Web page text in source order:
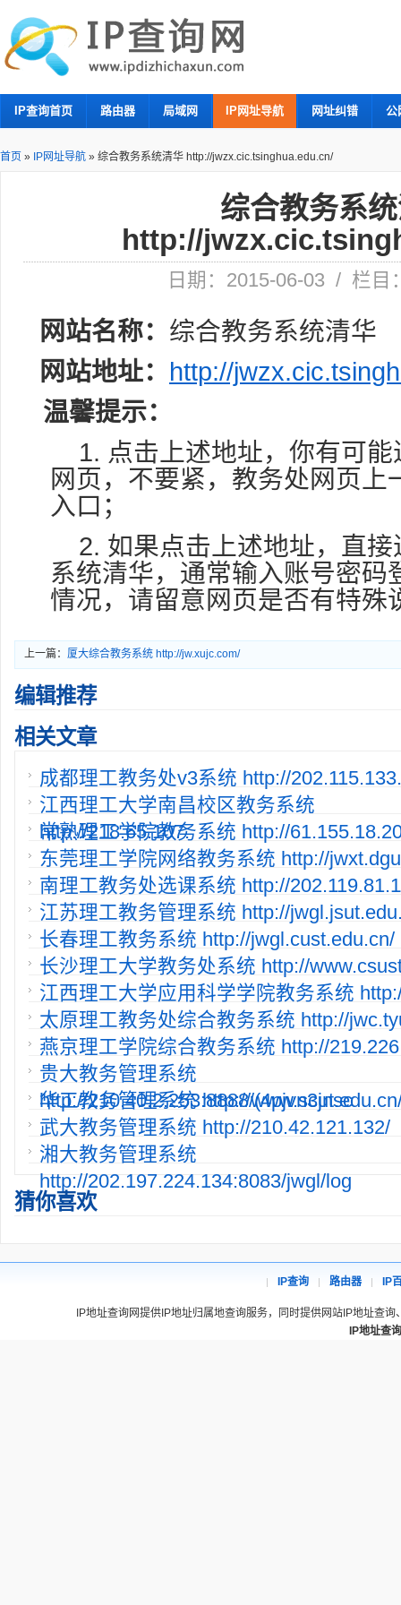
IP查询首页 路由器 局域网 IP网址导航 网址纠错 公
首页 » IP网址导航 » 综合教务系统清华 http://jwzx.cic.tsinghua.edu.cn/
综合教务系
http://
日期：2015-06-03 / 栏目
网站名称： 综合教务系统清华
网站地址： http://
温馨提示：
1. 点击上述地址，你有可
网页，不要紧，教务处网页上
入口；
2. 如果点击上述地址，直
系统清华，通常输入账号密码
情况，请留意网页是否有特殊
上一篇： 厦大综合教务系统 http://jw.xujc.com/
编辑推荐
相关文章
成都理工教务处v3系统 http://
江西理工大学南昌校区教务系统
http://218.65.107.
常熟理工学院教务系统 http://
东莞理工学院网络教务系统 http://
南理工教务处选课系统 http://
江苏理工教务管理系统 http://
长春理工教务系统 http://jwgl.cust.edu.cn/
长沙理工大学教务处系统 http://
江西理工大学应用科学学院教务系统
太原理工教务处综合教务系统 http://
燕京理工学院综合教务系统 http://
贵大教务管理系统
http://210.40.2.253:8888/(4pjvn3jnsc
华工教务管理系统 http://
武大教务管理系统 http://210.42.121.132/
湘大教务管理系统
http://202.197.224.134:8083/jwgl/log
猜你喜欢
IP查询 路由器 IP
IP地址查询网提供IP地址归属地查询服务，同时提供网站IP地址查
IP地址查